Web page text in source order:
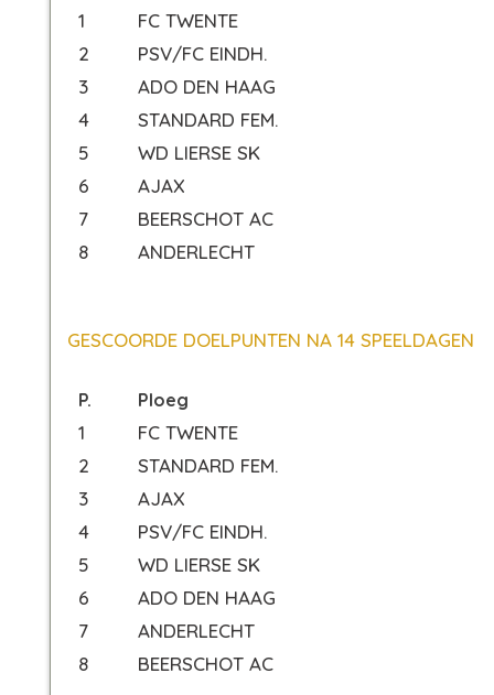
1
FC TWENTE
2
PSV/FC EINDH.
3
ADO DEN HAAG
4
STANDARD FEM.
5
WD LIERSE SK
6
AJAX
7
BEERSCHOT AC
8
ANDERLECHT
GESCOORDE DOELPUNTEN NA 14 SPEELDAGEN
P. Ploeg
1
FC TWENTE
2
STANDARD FEM.
3
AJAX
4
PSV/FC EINDH.
5
WD LIERSE SK
6
ADO DEN HAAG
7
ANDERLECHT
8
BEERSCHOT AC